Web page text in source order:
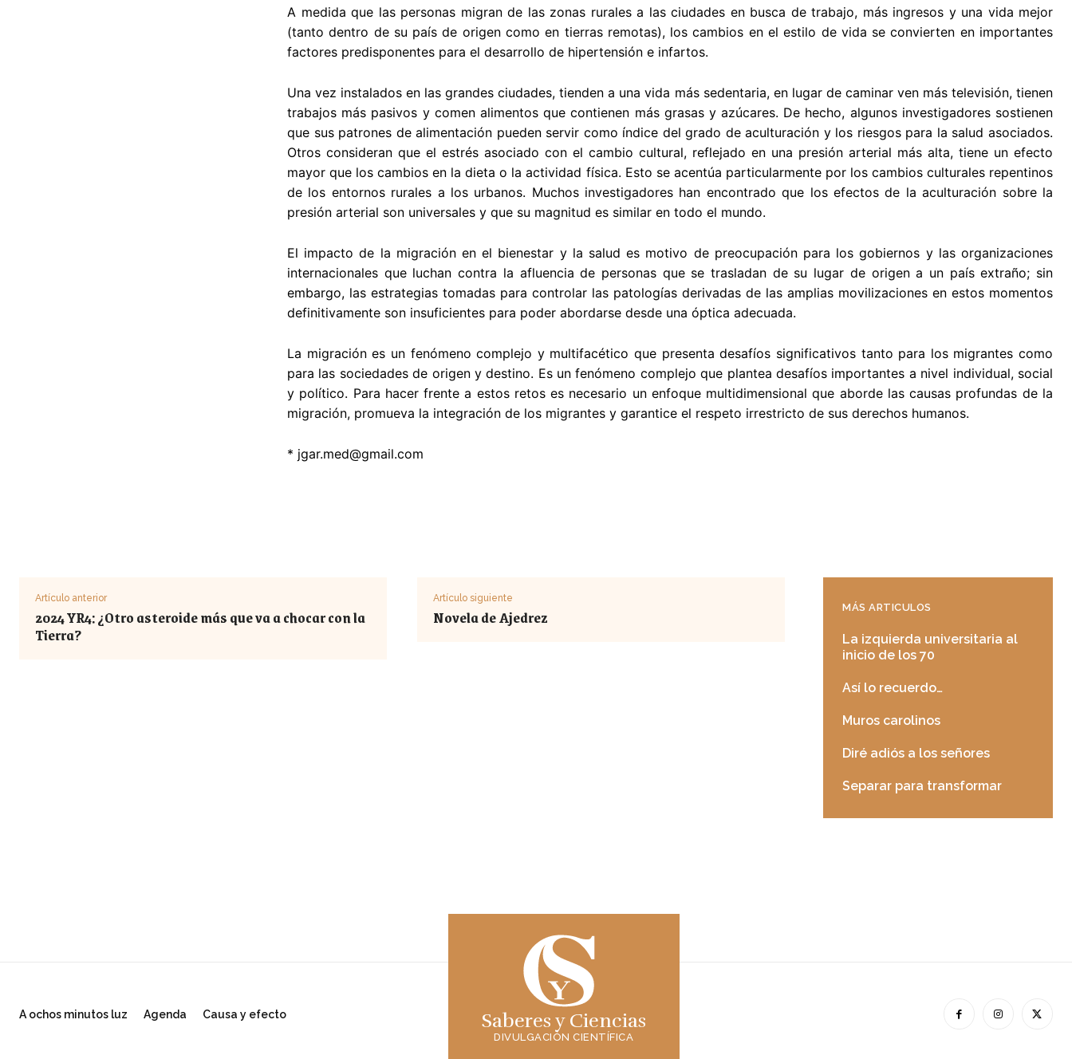
A medida que las personas migran de las zonas rurales a las ciudades en busca de trabajo, más ingresos y una vida mejor
(tanto dentro de su país de origen como en tierras remotas), los cambios en el estilo de vida se convierten en importantes
factores predisponentes para el desarrollo de hipertensión e infartos.
Una vez instalados en las grandes ciudades, tienden a una vida más sedentaria, en lugar de caminar ven más televisión, tienen
trabajos más pasivos y comen alimentos que contienen más grasas y azúcares. De hecho, algunos investigadores sostienen
que sus patrones de alimentación pueden servir como índice del grado de aculturación y los riesgos para la salud asociados.
Otros consideran que el estrés asociado con el cambio cultural, reflejado en una presión arterial más alta, tiene un efecto
mayor que los cambios en la dieta o la actividad física. Esto se acentúa particularmente por los cambios culturales repentinos
de los entornos rurales a los urbanos. Muchos investigadores han encontrado que los efectos de la aculturación sobre la
presión arterial son universales y que su magnitud es similar en todo el mundo.
El impacto de la migración en el bienestar y la salud es motivo de preocupación para los gobiernos y las organizaciones
internacionales que luchan contra la afluencia de personas que se trasladan de su lugar de origen a un país extraño; sin
embargo, las estrategias tomadas para controlar las patologías derivadas de las amplias movilizaciones en estos momentos
definitivamente son insuficientes para poder abordarse desde una óptica adecuada.
La migración es un fenómeno complejo y multifacético que presenta desafíos significativos tanto para los migrantes como
para las sociedades de origen y destino. Es un fenómeno complejo que plantea desafíos importantes a nivel individual, social
y político. Para hacer frente a estos retos es necesario un enfoque multidimensional que aborde las causas profundas de la
migración, promueva la integración de los migrantes y garantice el respeto irrestricto de sus derechos humanos.
* jgar.med@gmail.com
Artículo anterior
2024 YR4: ¿Otro asteroide más que va a chocar con la
Tierra?
Artículo siguiente
Novela de Ajedrez MÁS ARTICULOS
La izquierda universitaria al
inicio de los 70
Así lo recuerdo…
Muros carolinos
Diré adiós a los señores
Separar para transformar
A ochos minutos luz Agenda Causa y efecto Saberes y Ciencias
DIVULGACIÓN CIENTÍFICA